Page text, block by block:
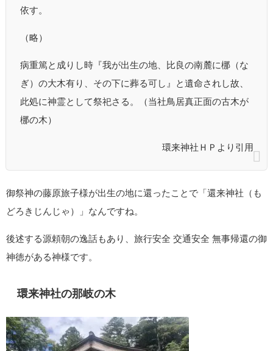
依す。
（略）
病重篤と成りし時『我が出生の地、比良の南麓に梛（な
ぎ）の大木有り、その下に葬る可し』と遺命されし故、
此処に神霊として祭祀さる。（当社鳥居真正面の古木が
梛の木）
環来神社ＨＰより引用
御祭神の藤原旅子様が出生の地に還ったことで「還来神社（も
どろきじんじゃ）」なんですね。
後述する源頼朝の逸話もあり、旅行安全 交通安全 無事帰還の御
神徳がある神様です。
環来神社の那岐の木